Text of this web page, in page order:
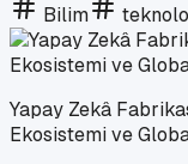
Bilim
Yapay Zekâ
Ekosistemi ve